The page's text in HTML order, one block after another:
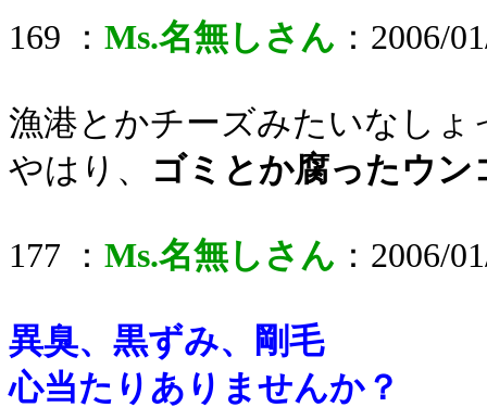
169 ： Ms.名無しさん ：2006/
漁港とかチーズみたいなし
やはり、
ゴミとか腐ったウ
177 ： Ms.名無しさん ：2006/
異臭、黒ずみ、剛毛
心当たりありませんか？